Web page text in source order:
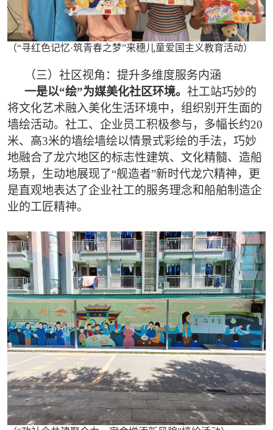
（“寻红色记忆·筑青春之梦”来穗儿童爱国主义教育活动）
（三）社区视角：提升多维度服务内涵
一是以“绘”为媒美化社区环境。 社工站巧妙的
将文化艺术融入美化生活环境中，组织别开生面的
墙绘活动。社工、企业员工积极参与，多幅长约20
米、高3米的墙绘墙绘以情景式彩绘的手法，巧妙
地融合了龙穴地区的标志性建筑、文化精髓、造船
场景，生动地展现了“舰造者”新时代龙穴精神，更
是直观地表达了企业社工的服务理念和船舶制造企
业的工匠精神。